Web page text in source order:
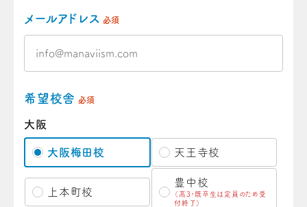
メールアドレス 必須
希望校舎 必須
大阪
大阪梅田校 天王寺校
上本町校
豊中校
（高3・既卒生は定員のため受
付終了）